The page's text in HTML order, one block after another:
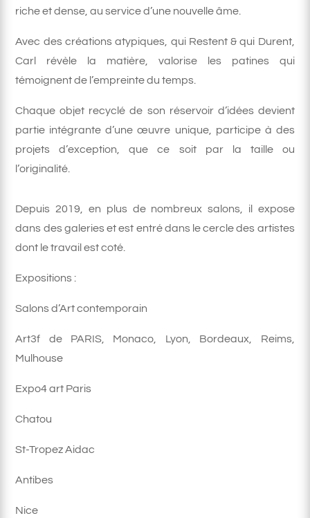
riche et dense, au service d’une nouvelle âme.
Avec des créations atypiques, qui Restent & qui Durent,
Carl révèle la matière, valorise les patines qui
témoignent de l’empreinte du temps.
Chaque objet recyclé de son réservoir d’idées devient
partie intégrante d’une œuvre unique, participe à des
projets d’exception, que ce soit par la taille ou
l’originalité.
Depuis 2019, en plus de nombreux salons, il expose
dans des galeries et est entré dans le cercle des artistes
dont le travail est coté.
Expositions :
Salons d’Art contemporain
Art3f de PARIS, Monaco, Lyon, Bordeaux, Reims,
Mulhouse
Expo4 art Paris
Chatou
St-Tropez Aidac
Antibes
Nice